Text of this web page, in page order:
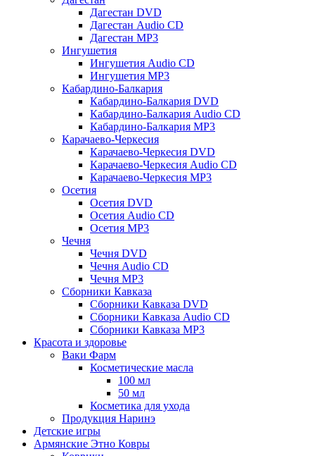
Дагестан DVD
Дагестан Audio CD
Дагестан MP3
Ингушетия
Ингушетия Audio CD
Ингушетия MP3
Кабардино-Балкария
Кабардино-Балкария DVD
Кабардино-Балкария Audio CD
Кабардино-Балкария MP3
Карачаево-Черкесия
Карачаево-Черкесия DVD
Карачаево-Черкесия Audio CD
Карачаево-Черкесия MP3
Осетия
Осетия DVD
Осетия Audio CD
Осетия MP3
Чечня
Чечня DVD
Чечня Audio CD
Чечня MP3
Сборники Кавказа
Сборники Кавказа DVD
Сборники Кавказа Audio CD
Сборники Кавказа MP3
Красота и здоровье
Ваки Фарм
Косметические масла
100 мл
50 мл
Косметика для ухода
Продукция Наринэ
Детские игры
Армянские Этно Ковры